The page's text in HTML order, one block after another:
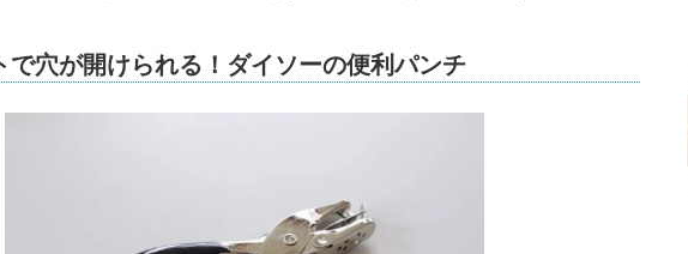
で穴が開けられる！ダイソーの便利パンチ